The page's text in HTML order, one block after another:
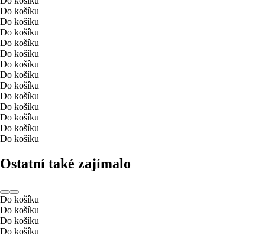
Do košíku
Do košíku
Do košíku
Do košíku
Do košíku
Do košíku
Do košíku
Do košíku
Do košíku
Do košíku
Do košíku
Do košíku
Do košíku
Ostatní také zajímalo
Do košíku
Do košíku
Do košíku
Do košíku